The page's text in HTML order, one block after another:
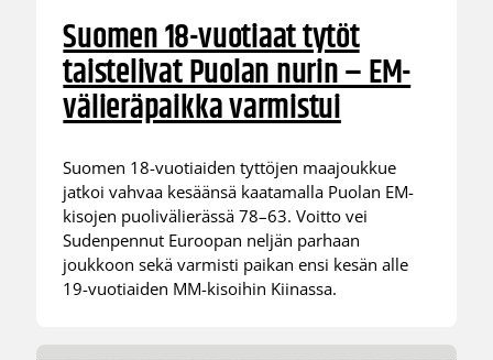
Suomen 18-vuotiaat tytöt
taistelivat Puolan nurin – EM-
välieräpaikka varmistui
Suomen 18-vuotiaiden tyttöjen maajoukkue
jatkoi vahvaa kesäänsä kaatamalla Puolan EM-
kisojen puolivälierässä 78–63. Voitto vei
Sudenpennut Euroopan neljän parhaan
joukkoon sekä varmisti paikan ensi kesän alle
19-vuotiaiden MM-kisoihin Kiinassa.